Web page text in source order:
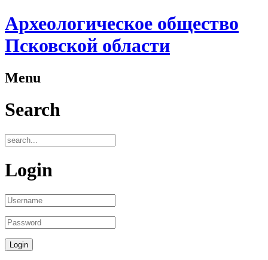
Археологическое общество
Псковской области
Menu
Search
Login